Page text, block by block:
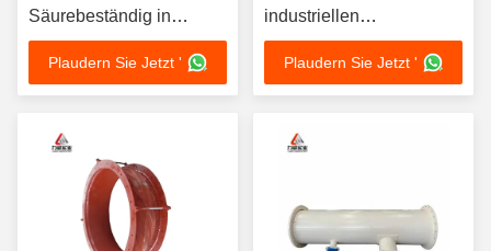
Säurebeständig in
industriellen
Umgebungen
Plaudern Sie Jetzt '
industriellen
Umgebungen langlebig
und haltbar sind
Plaudern Sie Jetzt '